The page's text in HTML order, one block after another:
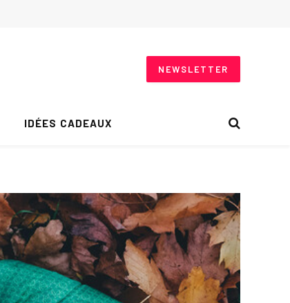
NEWSLETTER
IDÉES CADEAUX